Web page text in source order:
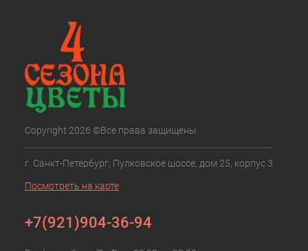
Copyright 2026 ©Все права защищены.
г. Санкт-Петербург, Пулковское шоссе, дом 25, корпус 3
Посмотреть на карте
+7(921)904-36-94